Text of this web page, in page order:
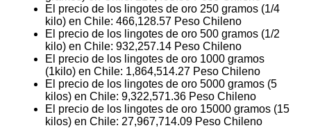
El precio de los lingotes de oro 250 gramos (1/4
kilo) en Chile: 466,128.57 Peso Chileno
El precio de los lingotes de oro 500 gramos (1/2
kilo) en Chile: 932,257.14 Peso Chileno
El precio de los lingotes de oro 1000 gramos
(1kilo) en Chile: 1,864,514.27 Peso Chileno
El precio de los lingotes de oro 5000 gramos (5
kilos) en Chile: 9,322,571.36 Peso Chileno
El precio de los lingotes de oro 15000 gramos (15
kilos) en Chile: 27,967,714.09 Peso Chileno